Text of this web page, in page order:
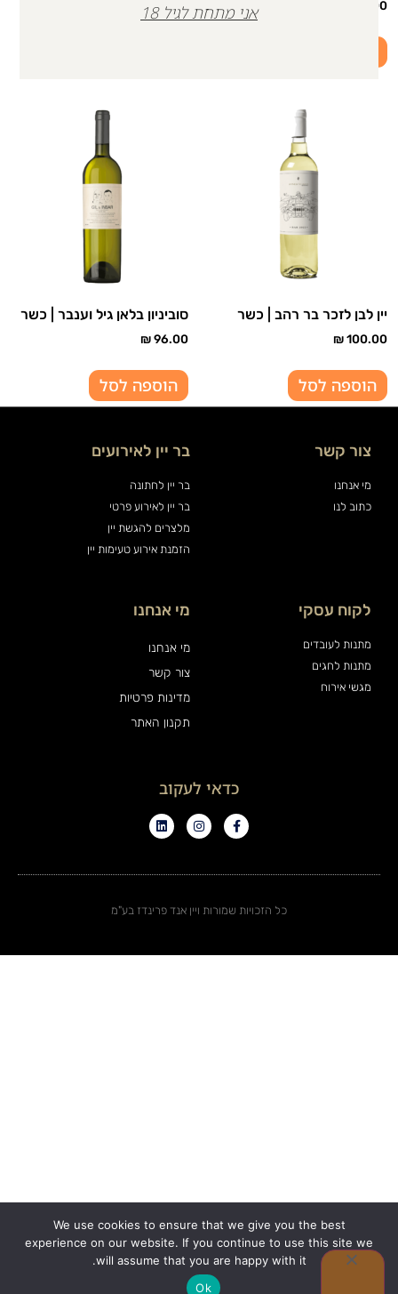
126.00
₪151.00
יין לבן לזכר בר רהב | כשר
₪100.00
הוספה לסל
סוביניון בלאן גיל וענבר | כשר
₪96.00
הוספה לסל
צור קשר
מי אנחנו
כתוב לנו
בר יין לאירועים
בר יין לחתונה
בר יין לאירוע פרטי
מלצרים להגשת יין
הזמנת אירוע טעימות יין
לקוח עסקי
מתנות לעובדים
מתנות לחגים
מגשי אירוח
מי אנחנו
מי אנחנו
צור קשר
מדינות פרטיות
תקנון האתר
כדאי לעקוב
כל הזכויות שמורות ויין אנד פרינדז בע"מ
0
We use cookies to ensure that we give you the best
experience on our website. If you continue to use this site we
will assume that you are happy with it.
Ok
אני מתחת לגיל 18